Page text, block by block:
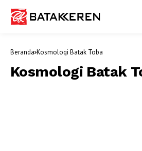
Beranda Kosmologi Batak Toba
Kosmologi Batak